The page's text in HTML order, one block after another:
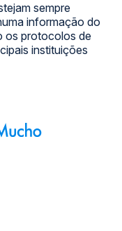
sempre
informação do
os protocolos de
instituições